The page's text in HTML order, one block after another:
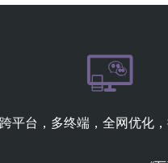
跨平台，多终端，全网优化